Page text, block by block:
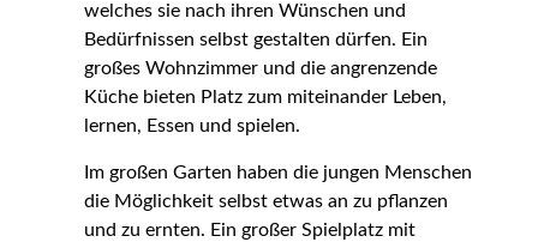
welches sie nach ihren Wünschen und
Bedürfnissen selbst gestalten dürfen. Ein
großes Wohnzimmer und die angrenzende
Küche bieten Platz zum miteinander Leben,
lernen, Essen und spielen.
Im großen Garten haben die jungen Menschen
die Möglichkeit selbst etwas an zu pflanzen
und zu ernten. Ein großer Spielplatz mit